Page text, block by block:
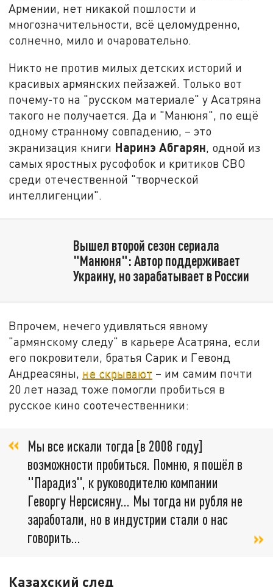
Армении, нет никакой пошлости и
многозначительности, всё целомудренно,
солнечно, мило и очаровательно.
Никто не против милых детских историй и
красивых армянских пейзажей. Только вот
почему-то на "русском материале" у Асатряна
такого не получается. Да и "Манюня", по ещё
одному странному совпадению, – это
экранизация книги Наринэ Абгарян, одной из
самых яростных русофобок и критиков СВО
среди отечественной "творческой
интеллигенции".
Вышел второй сезон сериала
"Манюня": Автор поддерживает
Украину, но зарабатывает в России
Впрочем, нечего удивляться явному
"армянскому следу" в карьере Асатряна, если
его покровители, братья Сарик и Гевонд
Андреасяны, не скрывают – им самим почти
20 лет назад тоже помогли пробиться в
русское кино соотечественники:
Мы все искали тогда [в 2008 году]
возможности пробиться. Помню, я пошёл в
"Парадиз", к руководителю компании
Геворгу Нерсисяну… Мы тогда ни рубля не
заработали, но в индустрии стали о нас
говорить…
Казахский след